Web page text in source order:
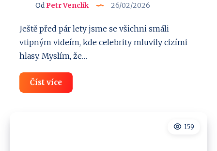
Od Petr Venclik 26/02/2026
Ještě před pár lety jsme se všichni smáli
vtipným videím, kde celebrity mluvily cizími
hlasy. Myslím, že…
Číst víceAI
jako
159